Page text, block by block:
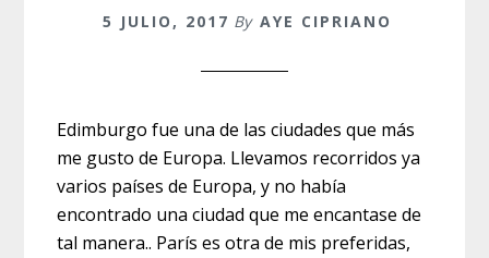
5 JULIO, 2017 By AYE CIPRIANO
Edimburgo fue una de las ciudades que más
me gusto de Europa. Llevamos recorridos ya
varios países de Europa, y no había
encontrado una ciudad que me encantase de
tal manera.. París es otra de mis preferidas,